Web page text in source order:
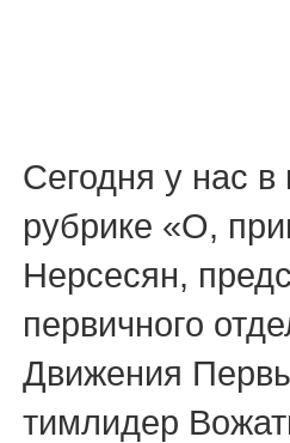
Сегодня у нас в
рубрике «О,
Нерсесян,
первичного
Движения
тимлидер